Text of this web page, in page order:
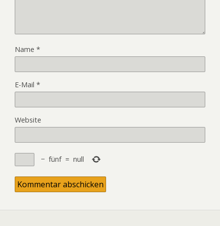
Name *
E-Mail *
Website
− fünf = null